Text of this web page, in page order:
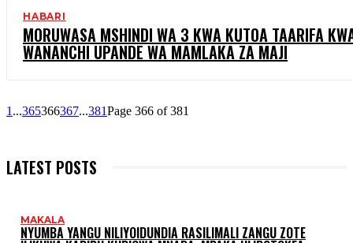
HABARI
MORUWASA MSHINDI WA 3 KWA KUTOA TAARIFA
WANANCHI UPANDE WA MAMLAKA ZA MAJI
1 ...365366367...381Page 366 of 381
LATEST POSTS
MAKALA
NYUMBA YANGU NILIYOIDUNDIA RASILIMALI ZANGU ZOTE